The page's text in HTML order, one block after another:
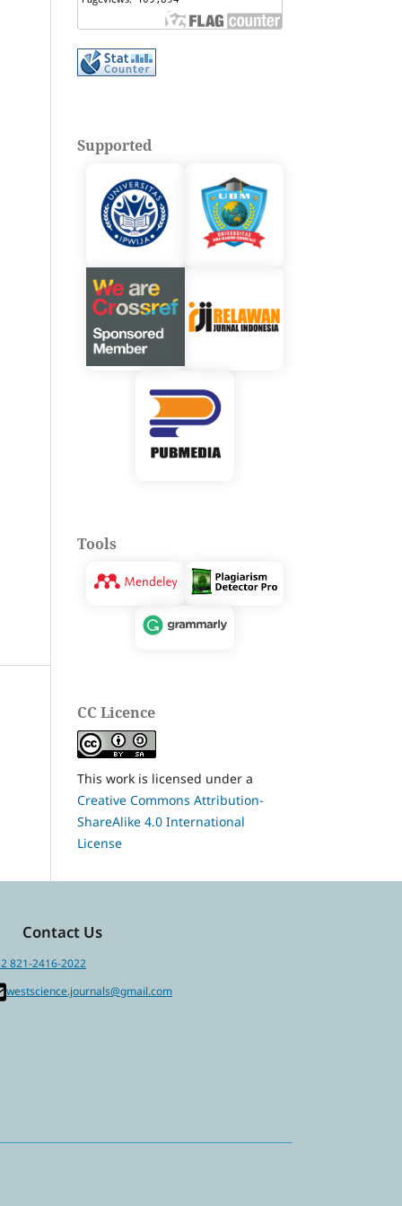
Supported
Tools
CC Licence
This work is licensed under a
Creative Commons Attribution-
ShareAlike 4.0 International
License
Contact Us
821-2416-2022
westscience.journals@gmail.com